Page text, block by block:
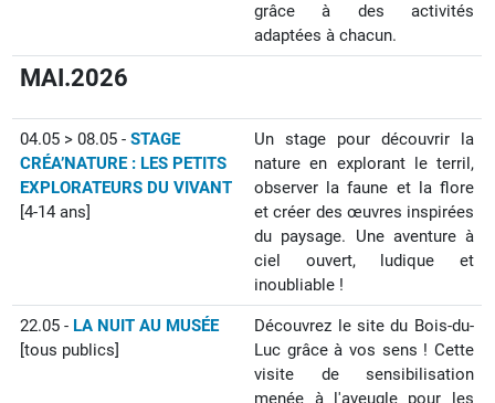
grâce à des activités
adaptées à chacun.
MAI.2026
04.05 > 08.05 -STAGE
CRÉA’NATURE : LES PETITS
EXPLORATEURS DU VIVANT
[4-14 ans]
Un stage pour découvrir la
nature en explorant le terril,
observer la faune et la flore
et créer des œuvres inspirées
du paysage. Une aventure à
ciel ouvert, ludique et
inoubliable !
22.05 - LA NUIT AU MUSÉE
[tous publics]
Découvrez le site du Bois-du-
Luc grâce à vos sens ! Cette
visite de sensibilisation
menée à l'aveugle pour les